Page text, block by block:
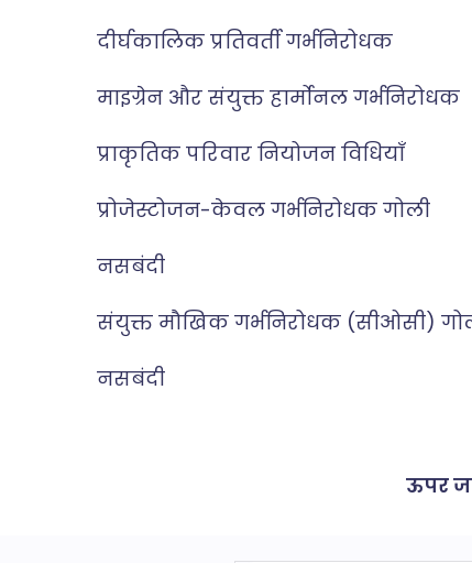
दीर्घकालिक प्रतिवर्ती गर्भनिरोधक
माइग्रेन और संयुक्त हार्मोनल गर्भनिरोधक
प्राकृतिक परिवार नियोजन विधियाँ
प्रोजेस्टोजन-केवल गर्भनिरोधक गोली
नसबंदी
संयुक्त मौखिक गर्भनिरोधक (सीओसी)
नसबंदी
ऊपर